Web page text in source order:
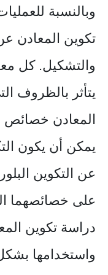
وبالنسبة
تكوين المعادن
والتشكيل. كل
يتأثر بالظروف
المعادن خصائص
يمكن أن يكون
عن التكوين
على خصائصهما
دراسة تكوين
واستخدامها